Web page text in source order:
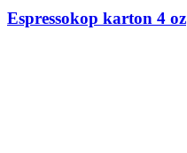
Espressokop karton 4 oz